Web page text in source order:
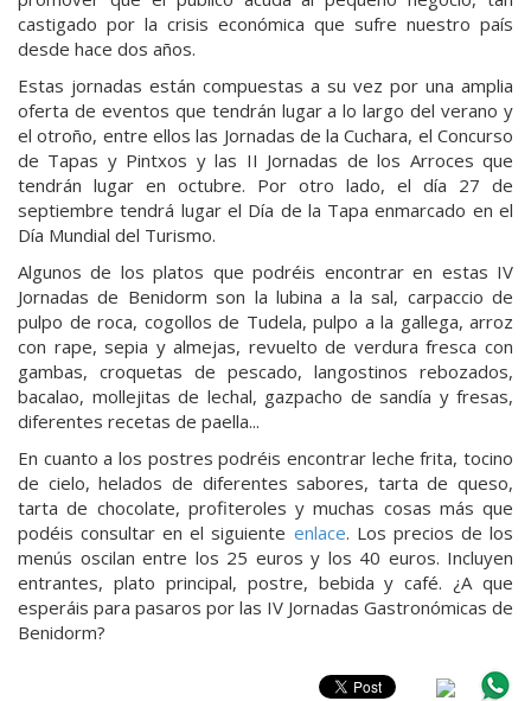
castigado por la crisis económica que sufre nuestro país
desde hace dos años.
Estas jornadas están compuestas a su vez por una amplia
oferta de eventos que tendrán lugar a lo largo del verano y
el otroño, entre ellos las Jornadas de la Cuchara, el Concurso
de Tapas y Pintxos y las II Jornadas de los Arroces que
tendrán lugar en octubre. Por otro lado, el día 27 de
septiembre tendrá lugar el Día de la Tapa enmarcado en el
Día Mundial del Turismo.
Algunos de los platos que podréis encontrar en estas IV
Jornadas de Benidorm son la lubina a la sal, carpaccio de
pulpo de roca, cogollos de Tudela, pulpo a la gallega, arroz
con rape, sepia y almejas, revuelto de verdura fresca con
gambas, croquetas de pescado, langostinos rebozados,
bacalao, mollejitas de lechal, gazpacho de sandía y fresas,
diferentes recetas de paella...
En cuanto a los postres podréis encontrar leche frita, tocino
de cielo, helados de diferentes sabores, tarta de queso,
tarta de chocolate, profiteroles y muchas cosas más que
podéis consultar en el siguiente enlace. Los precios de los
menús oscilan entre los 25 euros y los 40 euros. Incluyen
entrantes, plato principal, postre, bebida y café. ¿A que
esperáis para pasaros por las IV Jornadas Gastronómicas de
Benidorm?